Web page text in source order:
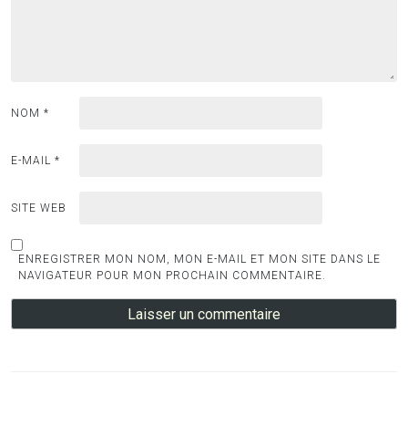
NOM *
E-MAIL *
SITE WEB
ENREGISTRER MON NOM, MON E-MAIL ET MON SITE DANS LE
NAVIGATEUR POUR MON PROCHAIN COMMENTAIRE.